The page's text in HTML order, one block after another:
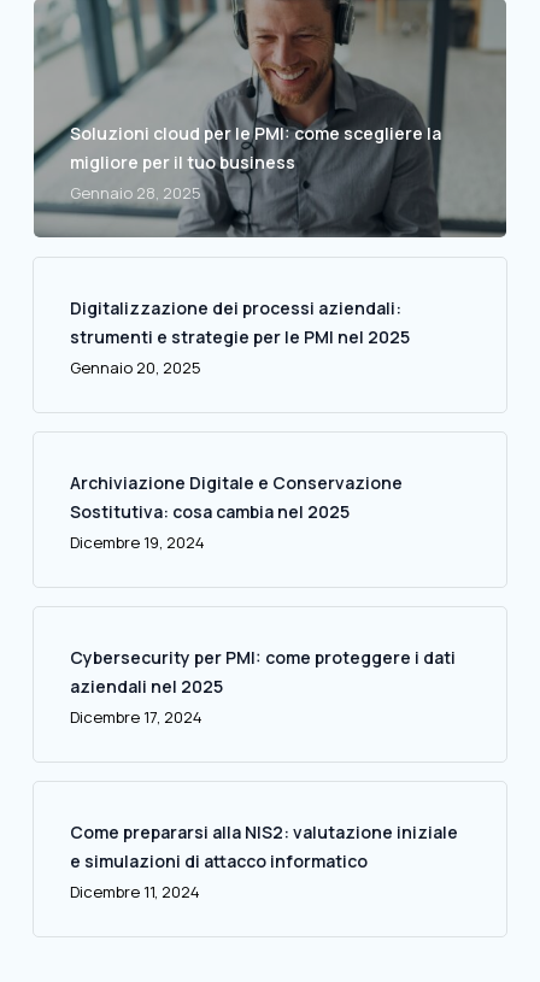
Soluzioni cloud per le PMI: come scegliere la
migliore per il tuo business
Gennaio 28, 2025
Digitalizzazione dei processi aziendali:
strumenti e strategie per le PMI nel 2025
Gennaio 20, 2025
Archiviazione Digitale e Conservazione
Sostitutiva: cosa cambia nel 2025
Dicembre 19, 2024
Cybersecurity per PMI: come proteggere i dati
aziendali nel 2025
Dicembre 17, 2024
Come prepararsi alla NIS2: valutazione iniziale
e simulazioni di attacco informatico
Dicembre 11, 2024